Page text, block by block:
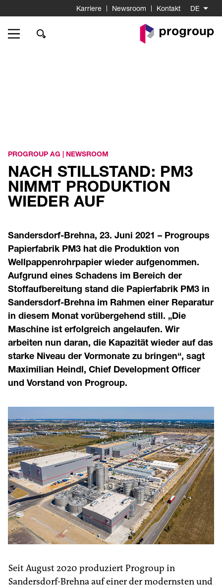
Karriere Newsroom Kontakt DE
Go
to
PROGROUP AG | NEWSROOM
NACH STILLSTAND: PM3
NIMMT PRODUKTION
WIEDER AUF
Sandersdorf-Brehna, 23. Juni 2021 – Progroups
Papierfabrik PM3 hat die Produktion von
Wellpappenrohrpapier wieder aufgenommen.
Aufgrund eines Schadens im Bereich der
Stoffaufbereitung stand die Papierfabrik PM3 in
Sandersdorf-Brehna im Rahmen einer Reparatur
in diesem Monat vorübergehend still. „Die
Maschine ist erfolgreich angelaufen. Wir
arbeiten nun daran, die Kapazität wieder auf das
starke Niveau der Vormonate zu bringen“, sagt
Maximilian Heindl, Chief Development Officer
und Vorstand von Progroup.
Seit August 2020 produziert Progroup in
Sandersdorf-Brehna auf einer der modernsten und